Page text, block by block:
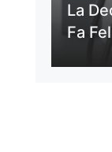
La
Fa